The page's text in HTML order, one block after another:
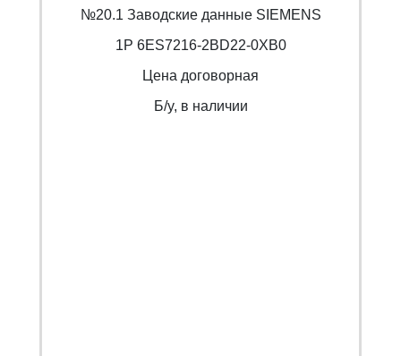
№20.1 Заводские данные SIEMENS
1P 6ES7216-2BD22-0XB0
Цена договорная
Б/y, в наличии